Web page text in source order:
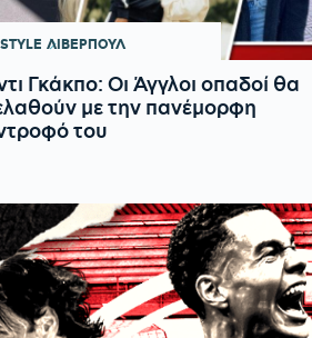
ΛΙΒΕΡΠΟΥΛ
Γκάκπο: Οι Άγγλοι οπαδοί θα
με την πανέμορφη
του